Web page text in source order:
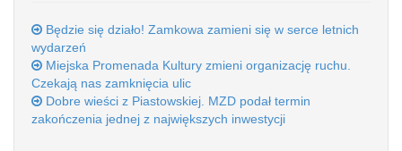
Będzie się działo! Zamkowa zamieni się w serce letnich
wydarzeń
Miejska Promenada Kultury zmieni organizację ruchu.
Czekają nas zamknięcia ulic
Dobre wieści z Piastowskiej. MZD podał termin
zakończenia jednej z największych inwestycji